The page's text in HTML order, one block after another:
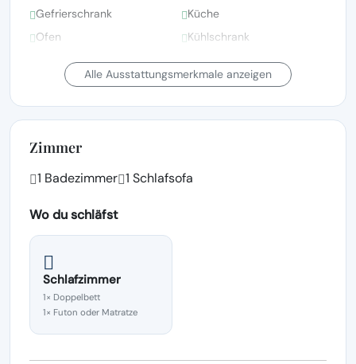
Gefrierschrank
Küche
Ofen
Kühlschrank
Teller und Schüsseln
Weingläser
Alle Ausstattungsmerkmale anzeigen
Zimmer
1 Badezimmer 1 Schlafsofa
Wo du schläfst
Schlafzimmer
1× Doppelbett
1× Futon oder Matratze